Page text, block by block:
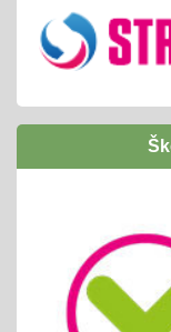
Inovativní
01.09.2024
následně
II OPJAK
Letní slavnost
25.06.2024
příprava